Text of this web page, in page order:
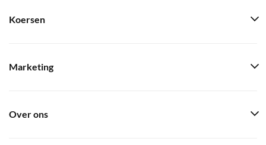
Koersen
Marketing
Over ons